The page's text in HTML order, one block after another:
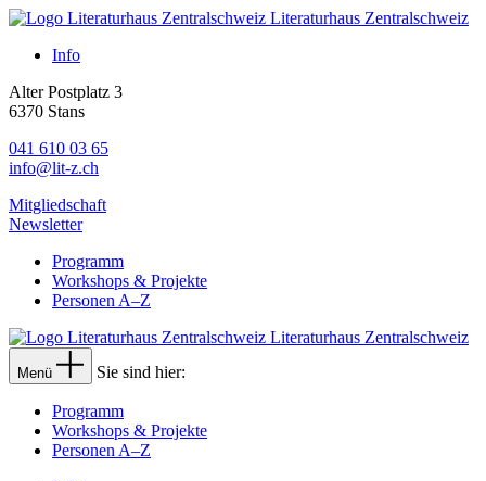
Literaturhaus Zentralschweiz
Info
Alter Postplatz 3
6370 Stans
041 610 03 65
info@lit-z.ch
Mitgliedschaft
Newsletter
Programm
Workshops & Projekte
Personen A–Z
Literaturhaus Zentralschweiz
Menü Sie sind hier:
Programm
Workshops & Projekte
Personen A–Z